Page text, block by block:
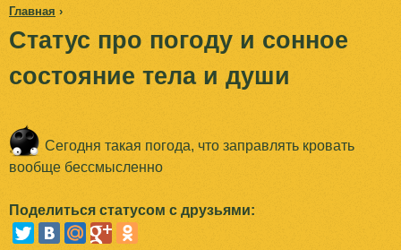
В
ы
д
с
Главная ›
Статус про погоду и сонное
состояние тела и души
Сегодня такая погода, что заправлять кровать
вообще бессмысленно
Поделиться статусом с друзьями: